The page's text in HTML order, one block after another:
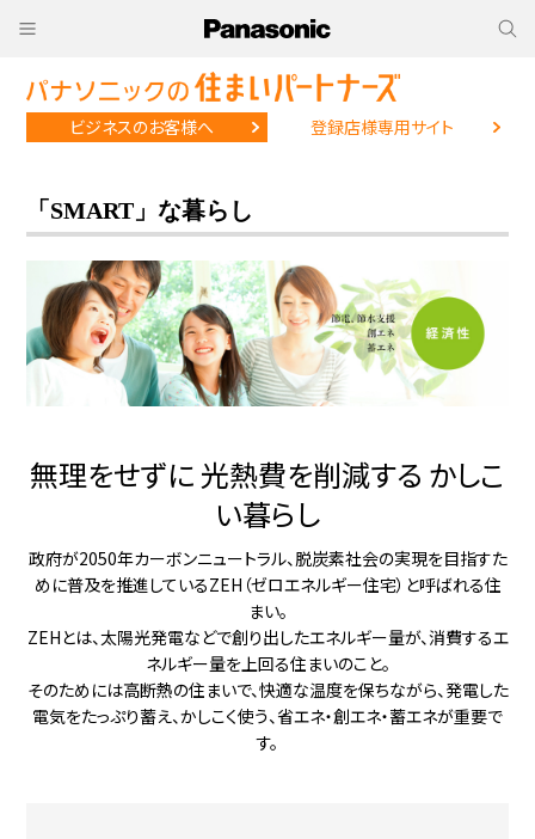
ビジネスのお客様へ 登録店様専用サイト
「SMART」な暮らし
無理をせずに 光熱費を削減する かしこ
い暮らし
政府が2050年カーボンニュートラル、脱炭素社会の実現を目指すた
めに普及を推進しているZEH（ゼロエネルギー住宅）と呼ばれる住
まい。
ZEHとは、太陽光発電などで創り出したエネルギー量が、消費するエ
ネルギー量を上回る住まいのこと。
そのためには高断熱の住まいで、快適な温度を保ちながら、発電した
電気をたっぷり蓄え、かしこく使う、省エネ・創エネ・蓄エネが重要で
す。